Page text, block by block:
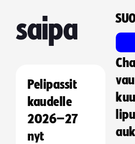
saipa
Pelipassit
kaudelle
2026–27
nyt